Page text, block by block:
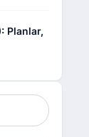
Planlar,